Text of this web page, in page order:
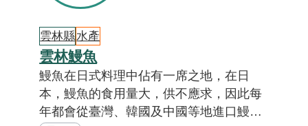
雲林縣水產
雲林鰻魚
鰻魚在日式料理中佔有一席之地，在日
本，鰻魚的食用量大，供不應求，因此每
年都會從臺灣、韓國及中國等地進口鰻